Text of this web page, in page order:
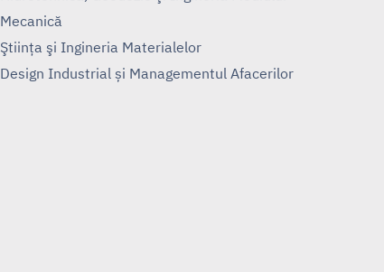
Mecanică
Ştiinţa şi Ingineria Materialelor
Design Industrial și Managementul Afacerilor